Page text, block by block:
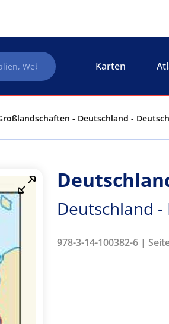
Karten
- Deutschland -
Deutschland
978-3-14-100382-6 |